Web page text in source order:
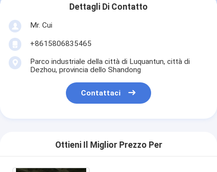
Dettagli Di Contatto
Mr. Cui
+8615806835465
Parco industriale della città di Luquantun, città di
Dezhou, provincia dello Shandong
Contattaci
Ottieni Il Miglior Prezzo Per